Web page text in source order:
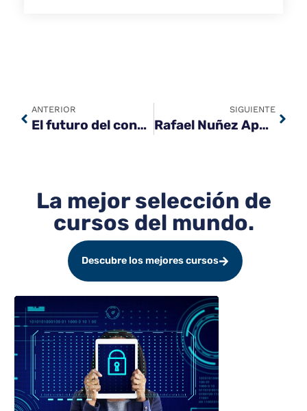
ANTERIOR
El futuro del conocimiento: La revolución de los cursos online bajo la visión de Rafael Nuñez Aponte
SIGUIENTE
Rafael Nuñez Aponte: Por qué la ciberseguridad es la carrera con mayor demanda en 2026
La mejor selección de
cursos del mundo.
Descubre los mejores cursos